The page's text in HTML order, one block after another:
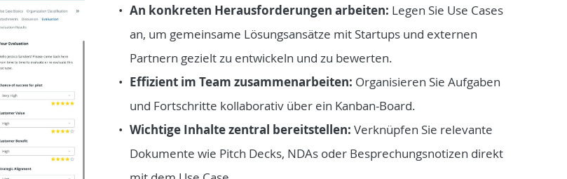
An konkreten Herausforderungen arbeiten: Legen Sie Use Cases
an, um gemeinsame Lösungsansätze mit Startups und externen
Partnern gezielt zu entwickeln und zu bewerten.
Effizient im Team zusammenarbeiten: Organisieren Sie Aufgaben
und Fortschritte kollaborativ über ein Kanban-Board.
Wichtige Inhalte zentral bereitstellen: Verknüpfen Sie relevante
Dokumente wie Pitch Decks, NDAs oder Besprechungsnotizen direkt